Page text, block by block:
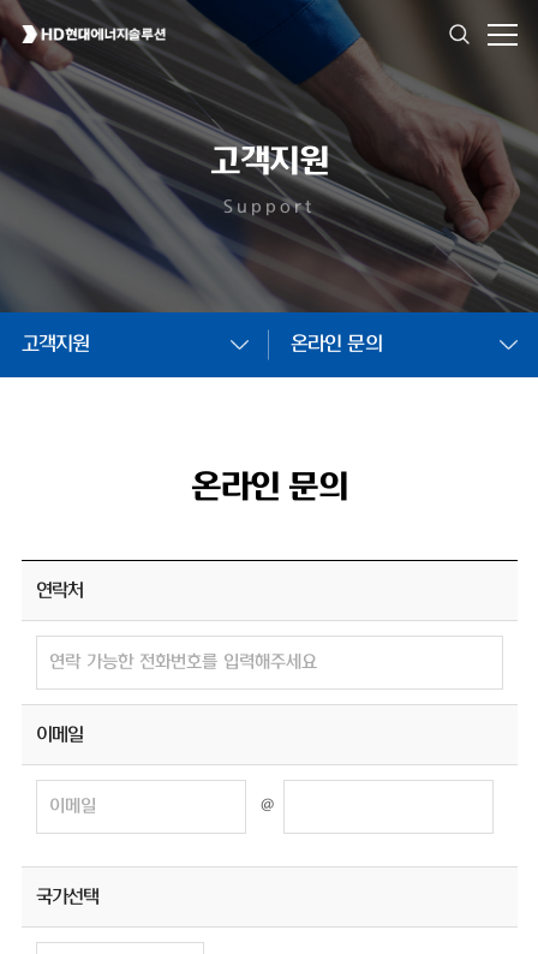
고객지원
Support
고객지원 온라인 문의
온라인 문의
연락처
이메일
@
국가선택